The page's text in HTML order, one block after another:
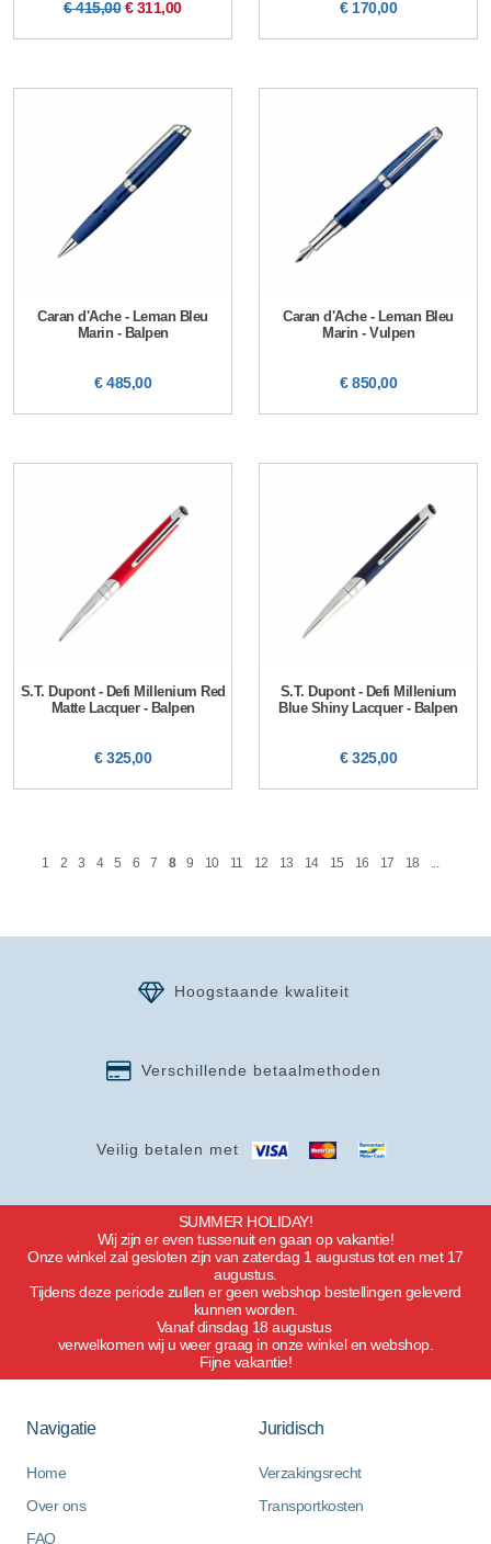
€ 415,00 € 311,00 € 170,00
Caran d'Ache - Leman Bleu
Marin - Balpen
€ 485,00
Caran d'Ache - Leman Bleu
Marin - Vulpen
€ 850,00
S.T. Dupont - Defi Millenium Red
Matte Lacquer - Balpen
€ 325,00
S.T. Dupont - Defi Millenium
Blue Shiny Lacquer - Balpen
€ 325,00
1 2 3 4 5 6 7 8 9 10 11 12 13 14 15 16 17 18 ...
Veilig betalen met
Verschillende betaalmethoden
Hoogstaande kwaliteit
SUMMER HOLIDAY!
Wij zijn er even tussenuit en gaan op vakantie!
Onze winkel zal gesloten zijn van zaterdag 1 augustus tot en met 17
augustus.
Tijdens deze periode zullen er geen webshop bestellingen geleverd
kunnen worden.
Vanaf dinsdag 18 augustus
verwelkomen wij u weer graag in onze winkel en webshop.
Fijne vakantie!
Navigatie
Home
Over ons
FAQ
Juridisch
Verzakingsrecht
Transportkosten